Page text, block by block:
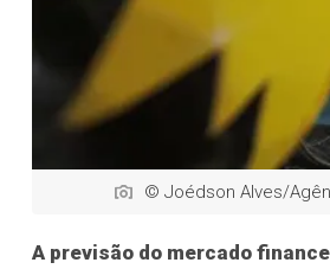
© Joédson Alves/
A previsão do mercado